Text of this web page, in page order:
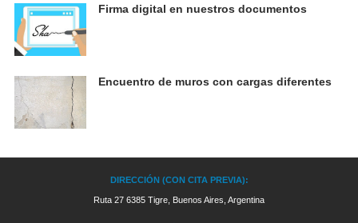
Firma digital en nuestros documentos
Encuentro de muros con cargas diferentes
DIRECCIÓN (CON CITA PREVIA):
Ruta 27 6385 Tigre, Buenos Aires, Argentina